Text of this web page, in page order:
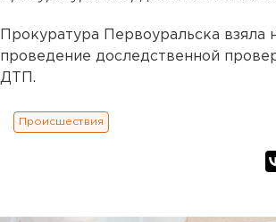
Прокуратура Первоуральска взяла
проведение доследственной
ДТП.
Происшествия